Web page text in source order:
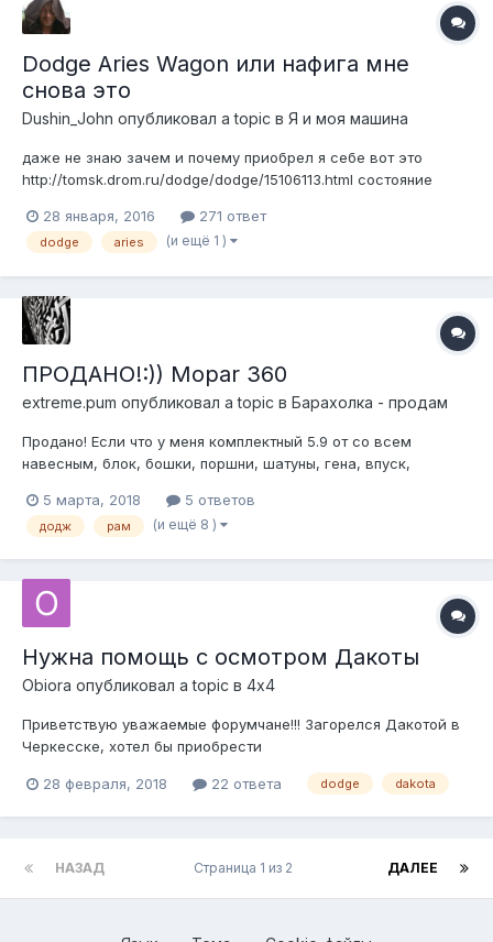
Dodge Aries Wagon или нафига мне
снова это
Dushin_John опубликовал a topic в Я и моя машина
даже не знаю зачем и почему приобрел я себе вот это
http://tomsk.drom.ru/dodge/dodge/15106113.html состояние
стартера сломана рулевая колонка выбиты варварами все
стекла собственно покупка состоялась по телефону.
28 января, 2016 271 ответ
dodge aries (и ещё 1 )
ПРОДАНО!:)) Mopar 360
extreme.pum опубликовал a topic в Барахолка - продам
Продано! Если что у меня комплектный 5.9 от со всем
навесным, блок, бошки, поршни, шатуны, гена, впуск,
есть даже распределитель и провода, инжекторы, дроссель,
датчики... Стоял у меня в траке, для счастья там не хватает
5 марта, 2018 5 ответов
додж рам (и ещё 8 )
Нужна помощь с осмотром Дакоты
Obiora опубликовал a topic в 4х4
Приветствую уважаемые форумчане!!! Загорелся Дакотой в
Черкесске, хотел бы приобрести
1091093099). Объявление висело и на дроме, но там
28 февраля, 2018 22 ответа dodge dakota
НАЗАД ДАЛЕЕ
Страница 1 из 2